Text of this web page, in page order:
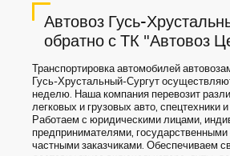
Автовоз Гусь-
обратно с ТК "Автовоз
Транспортировка автомобилей
Гусь-Хрустальный-Сургут
неделю. Наша компания перевозит
легковых и грузовых авто, спецтехники
Работаем с юридическими лицами,
предпринимателями, государственными
частными заказчиками. Обеспечиваем